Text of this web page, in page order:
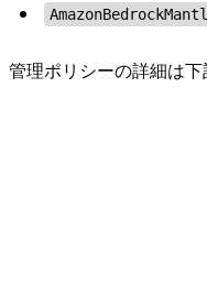
管理ポリシーの詳細は下